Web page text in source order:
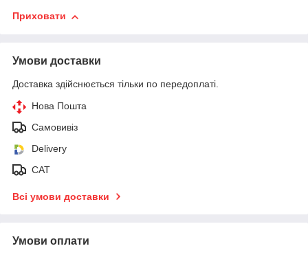
Приховати
Умови доставки
Доставка здійснюється тільки по передоплаті.
Нова Пошта
Самовивіз
Delivery
САТ
Всі умови доставки
Умови оплати